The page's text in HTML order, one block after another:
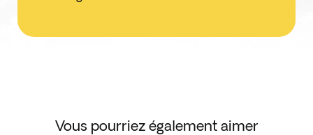
Vous pourriez également aimer